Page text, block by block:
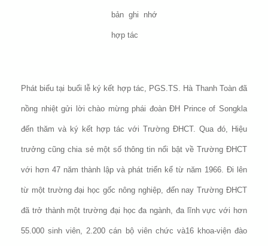
bản ghi nhớ
hợp tác
Phát biểu tại buổi lễ ký kết hợp tác, PGS.TS. Hà Thanh Toàn đã
nồng nhiệt gửi lời chào mừng phái đoàn ĐH Prince of Songkla
đến thăm và ký kết hợp tác với Trường ĐHCT. Qua đó, Hiệu
trưởng cũng chia sẻ một số thông tin nổi bật về Trường ĐHCT
với hơn 47 năm thành lập và phát triển kể từ năm 1966. Đi lên
từ một trường đại học gốc nông nghiệp, đến nay Trường ĐHCT
đã trở thành một trường đại học đa ngành, đa lĩnh vực với hơn
55.000 sinh viên, 2.200 cán bộ viên chức và16 khoa-viện đào